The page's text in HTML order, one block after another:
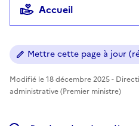
Accueil
Mettre cette page à jour
Modifié le 18 décembre 2025 -
administrative (Premier ministre)